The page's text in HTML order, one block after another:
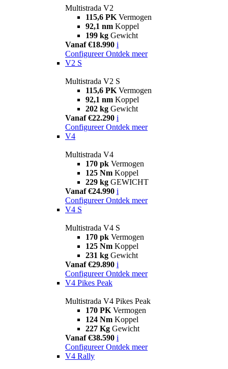
Multistrada V2
115,6 PK Vermogen
92,1 nm Koppel
199 kg Gewicht
Vanaf €18.990 i
Configureer Ontdek meer
V2 S
Multistrada V2 S
115,6 PK Vermogen
92,1 nm Koppel
202 kg Gewicht
Vanaf €22.290 i
Configureer Ontdek meer
V4
Multistrada V4
170 pk Vermogen
125 Nm Koppel
229 kg GEWICHT
Vanaf €24.990 i
Configureer Ontdek meer
V4 S
Multistrada V4 S
170 pk Vermogen
125 Nm Koppel
231 kg Gewicht
Vanaf €29.890 i
Configureer Ontdek meer
V4 Pikes Peak
Multistrada V4 Pikes Peak
170 PK Vermogen
124 Nm Koppel
227 Kg Gewicht
Vanaf €38.590 i
Configureer Ontdek meer
V4 Rally